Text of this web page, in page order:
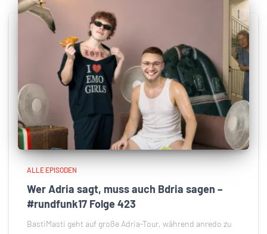
ALLE EPISODEN
Wer Adria sagt, muss auch Bdria sagen –
#rundfunk17 Folge 423
BastiMasti geht auf große Adria-Tour, während anredo zu